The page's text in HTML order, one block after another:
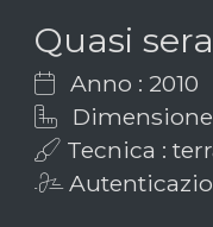
Quasi sera
Anno : 2010
Tecnica :